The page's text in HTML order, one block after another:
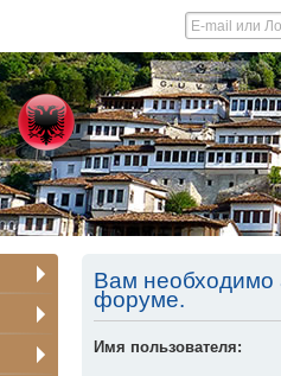
Вам необходимо
форуме.
Имя пользователя: